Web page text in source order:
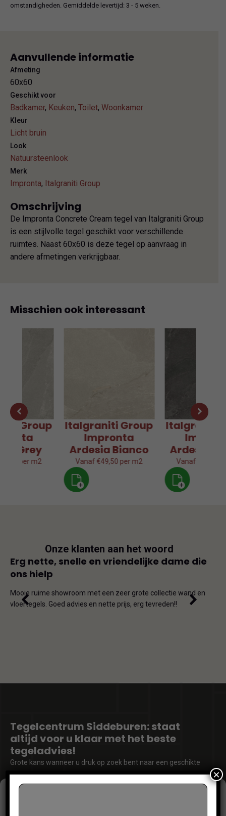
omstandigheden. Gemiddelde levertijd: 3 - 5 weken.
Aanvullende informatie
Afmeting
60x60
Geschikt voor
Badkamer, Keuken, Toilet, Woonkamer
Kleur
Licht bruin
Look
Natuursteenlook
Merk
Impronta, Italgraniti Group
Omschrijving
De Impronta Concrete Cream tegel van Italgraniti Group
is een stijlvolle tegel geschikt voor verschillende
ruimtes. Naast 60x60 is deze tegel op aanvraag in
andere afmetingen verkrijgbaar.
Misschien ook interessant
Group
Grey
per m2
Italgraniti Group
Impronta
Ardesia Bianco
Vanaf €49,50 per m2
+
Italgraniti
Ardesia
Vanaf €49,50
+
Onze klanten aan het woord
Erg nette, snelle en vriendelijke dame die
ons hielp
Mooie ruime showroom met een zeer grote collectie wand en
vloertegels. Goed advies en nette prijs, erg tevreden!!
Tegelcentrum Siddeburen: staat
altijd voor u klaar met het beste
tegeladvies!
Grote kans wanneer u druk op zoek bent naar een geschikte
wand- of vloertegel voor in uw woning dat er wat
onduidelijkheden zijn en benieuwd bent naar wat er allemaal
×